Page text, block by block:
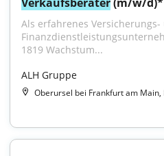
Als erfahrenes Versicherungs-
1819 Wachstum...
ALH Gruppe
Oberursel bei Frankfurt am Main,